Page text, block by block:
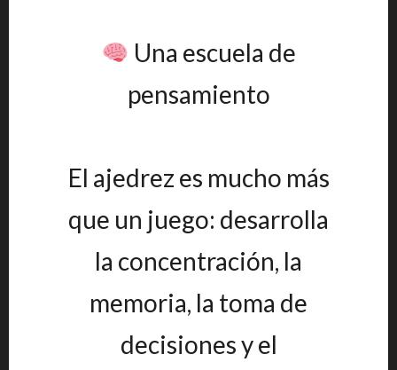
Una escuela de
pensamiento
El ajedrez es mucho más
que un juego: desarrolla
la concentración, la
memoria, la toma de
decisiones y el